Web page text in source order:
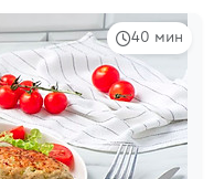
40 мин